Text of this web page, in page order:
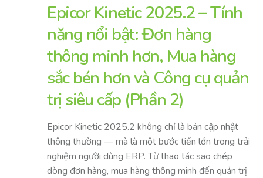
Epicor Kinetic 2025.2 – Tính
năng nổi bật: Đơn hàng
thông minh hơn, Mua hàng
sắc bén hơn và Công cụ quản
trị siêu cấp (Phần 2)
Epicor Kinetic 2025.2 không chỉ là bản cập nhật
thông thường — mà là một bước tiến lớn trong trải
nghiệm người dùng ERP. Từ thao tác sao chép
dòng đơn hàng, mua hàng thông minh đến quản trị